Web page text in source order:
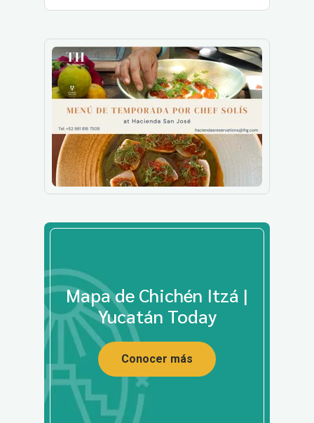
Mapa de Chichén Itzá |
Yucatán Today
Conocer más